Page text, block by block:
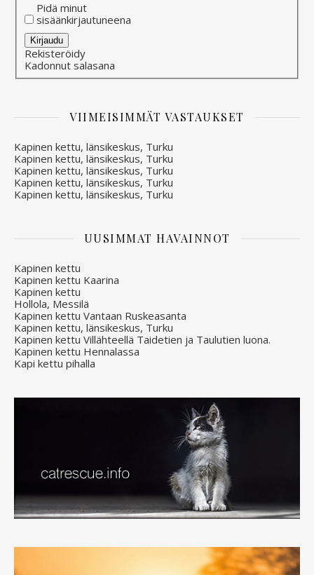
Pidä minut
sisäänkirjautuneena
Alternative:
Kirjaudu
Rekisteröidy
Kadonnut salasana
VIIMEISIMMÄT VASTAUKSET
Kapinen kettu, länsikeskus, Turku
Kapinen kettu, länsikeskus, Turku
Kapinen kettu, länsikeskus, Turku
Kapinen kettu, länsikeskus, Turku
Kapinen kettu, länsikeskus, Turku
UUSIMMAT HAVAINNOT
Kapinen kettu
Kapinen kettu Kaarina
Kapinen kettu
Hollola, Messilä
Kapinen kettu Vantaan Ruskeasanta
Kapinen kettu, länsikeskus, Turku
Kapinen kettu Villähteellä Taidetien ja Taulutien luona.
Kapinen kettu Hennalassa
Kapi kettu pihalla